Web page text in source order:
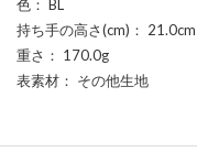
色 ： BL
持ち手の高さ(cm) ： 21.0cm
重さ ： 170.0g
表素材 ： その他生地